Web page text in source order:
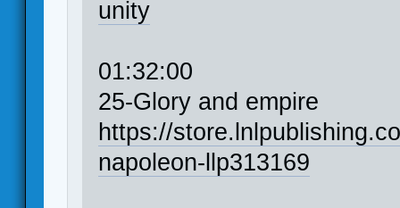
unity
01:32:00
25-Glory and empire
https://
napoleon-llp313169